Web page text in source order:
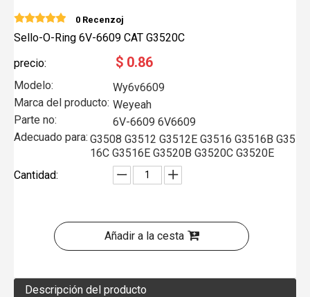
0 Recenzoj
Sello-O-Ring 6V-6609 CAT G3520C
precio:
$ 0.86
Modelo:
Wy6v6609
Marca del producto: Weyeah
Parte no:
6V-6609 6V6609
Adecuado para: G3508 G3512 G3512E G3516 G3516B G35
16C G3516E G3520B G3520C G3520E
Cantidad:
Añadir a la cesta
Descripción del producto